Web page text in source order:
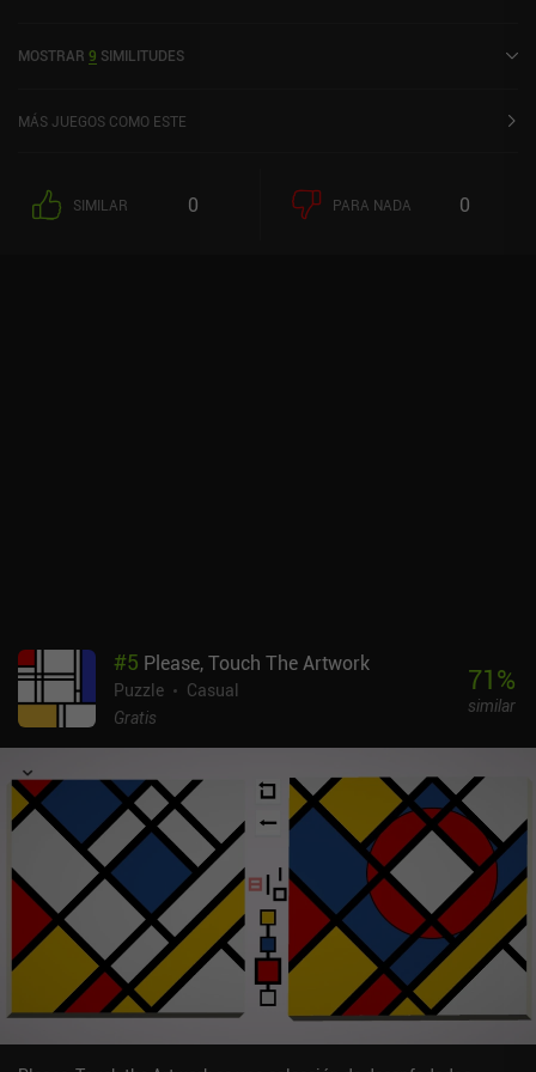
MOSTRAR 9 SIMILITUDES
MÁS JUEGOS COMO ESTE
SIMILAR 0 PARA NADA 0
#5 Please, Touch The Artwork
Puzzle
Casual
Gratis
71%
similar